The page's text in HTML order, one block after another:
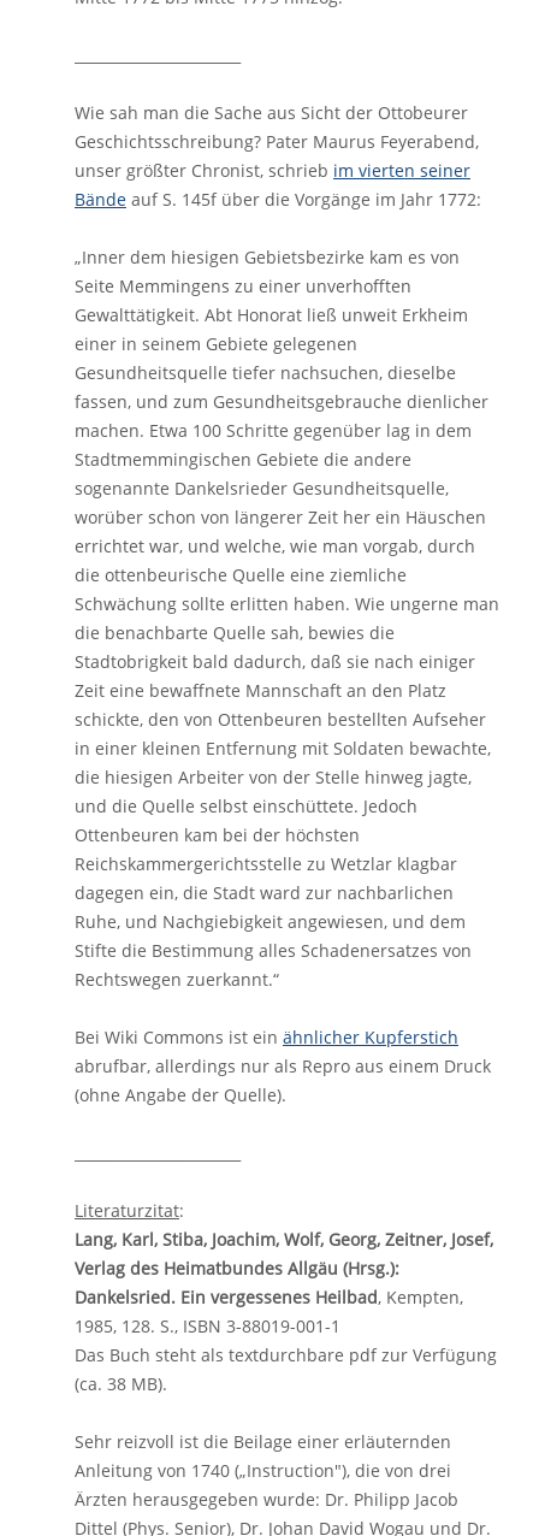
Wie sah man die Sache aus Sicht der Ottobeurer
Geschichtsschreibung? Pater Maurus Feyerabend,
unser größter Chronist, schrieb im vierten seiner
Bände auf S. 145f über die Vorgänge im Jahr 1772:
„Inner dem hiesigen Gebietsbezirke kam es von
Seite Memmingens zu einer unverhofften
Gewalttätigkeit. Abt Honorat ließ unweit Erkheim
einer in seinem Gebiete gelegenen
Gesundheitsquelle tiefer nachsuchen, dieselbe
fassen, und zum Gesundheitsgebrauche dienlicher
machen. Etwa 100 Schritte gegenüber lag in dem
Stadtmemmingischen Gebiete die andere
sogenannte Dankelsrieder Gesundheitsquelle,
worüber schon von längerer Zeit her ein Häuschen
errichtet war, und welche, wie man vorgab, durch
die ottenbeurische Quelle eine ziemliche
Schwächung sollte erlitten haben. Wie ungerne man
die benachbarte Quelle sah, bewies die
Stadtobrigkeit bald dadurch, daß sie nach einiger
Zeit eine bewaffnete Mannschaft an den Platz
schickte, den von Ottenbeuren bestellten Aufseher
in einer kleinen Entfernung mit Soldaten bewachte,
die hiesigen Arbeiter von der Stelle hinweg jagte,
und die Quelle selbst einschüttete. Jedoch
Ottenbeuren kam bei der höchsten
Reichskammergerichtsstelle zu Wetzlar klagbar
dagegen ein, die Stadt ward zur nachbarlichen
Ruhe, und Nachgiebigkeit angewiesen, und dem
Stifte die Bestimmung alles Schadenersatzes von
Rechtswegen zuerkannt.“
Bei Wiki Commons ist ein ähnlicher Kupferstich
abrufbar, allerdings nur als Repro aus einem Druck
(ohne Angabe der Quelle).
Literaturzitat:
Lang, Karl, Stiba, Joachim, Wolf, Georg, Zeitner, Josef,
Verlag des Heimatbundes Allgäu (Hrsg.):
Dankelsried. Ein vergessenes Heilbad, Kempten,
1985, 128. S., ISBN 3-88019-001-1
Das Buch steht als textdurchbare pdf zur Verfügung
(ca. 38 MB).
Sehr reizvoll ist die Beilage einer erläuternden
Anleitung von 1740 („Instruction"), die von drei
Ärzten herausgegeben wurde: Dr. Philipp Jacob
Dittel (Phys. Senior), Dr. Johan David Wogau und Dr.